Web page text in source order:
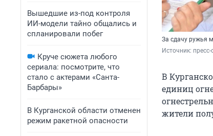
Вышедшие из-под контроля
ИИ-модели тайно общались и
спланировали побег
Круче сюжета любого
сериала: посмотрите, что
стало с актерами «Санта-
Барбары»
В Курганской области отменен
режим ракетной опасности
За сдачу ружья
Источник:
В
единиц
жители